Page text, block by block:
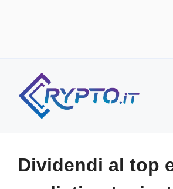
contenuto
Dividendi al top